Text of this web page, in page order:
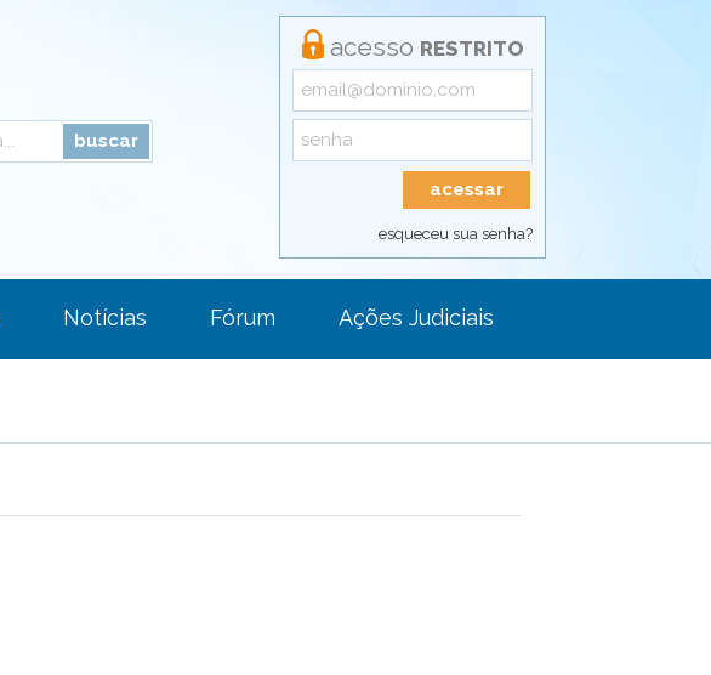
acesso RESTRITO
esqueceu sua senha?
Notícias Fórum Ações Judiciais